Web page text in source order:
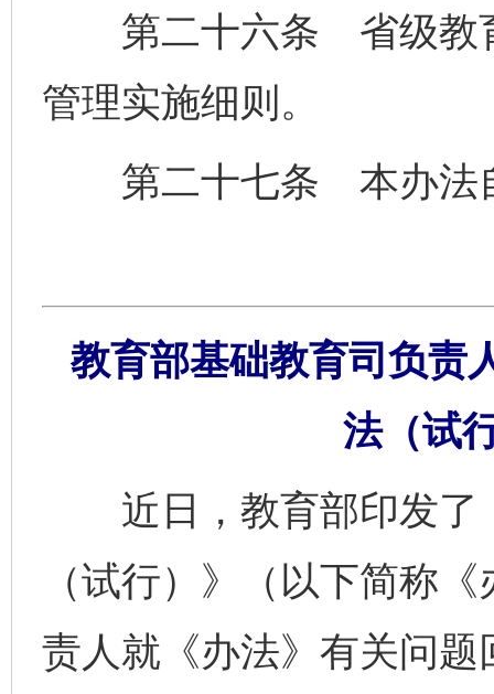
第二十六条 省级教育
管理实施细则。
第二十七条 本办法
教育部基础教育司负责
法（试
近日，教育部印发了
（试行）》（以下简称
责人就《办法》有关问